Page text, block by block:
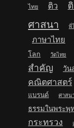
ไทย ติว
ศาสนา
พี่
ภาษาไทย
โลก
วัดไทย
สำคัญ
วัน
คณิตศาสตร์
แบรนด์
ศาสน
ธรรมในพระพุ
กระทรวง